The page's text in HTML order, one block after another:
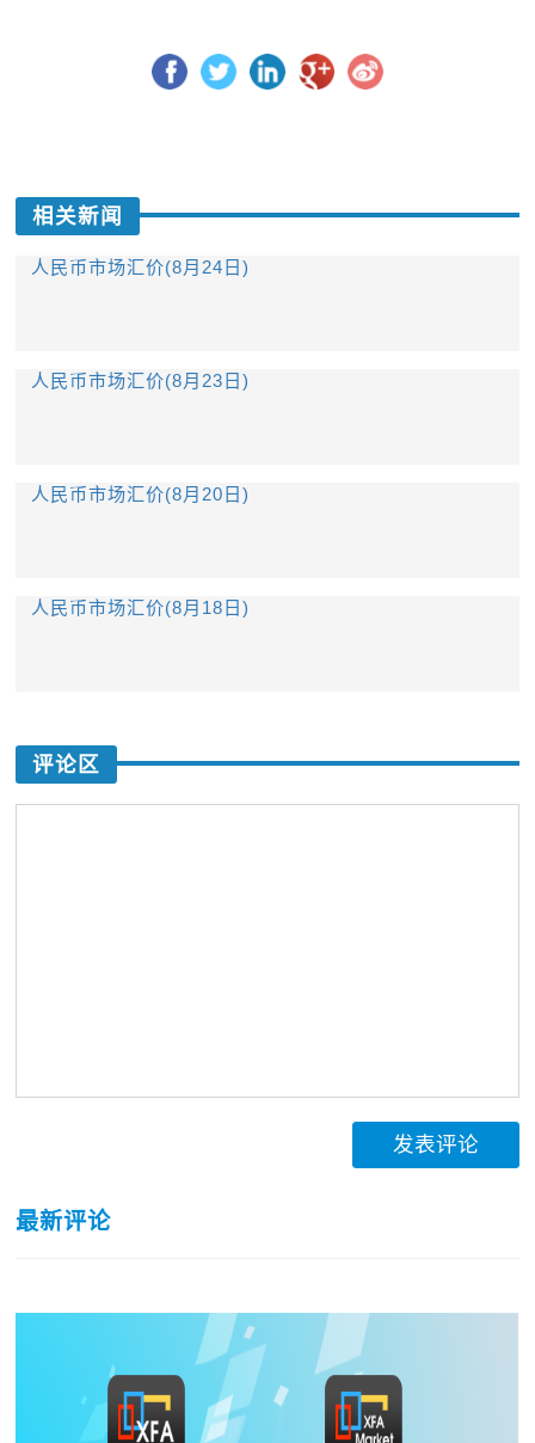
相关新闻
人民币市场汇价(8月24日)
人民币市场汇价(8月23日)
人民币市场汇价(8月20日)
人民币市场汇价(8月18日)
评论区
发表评论
最新评论